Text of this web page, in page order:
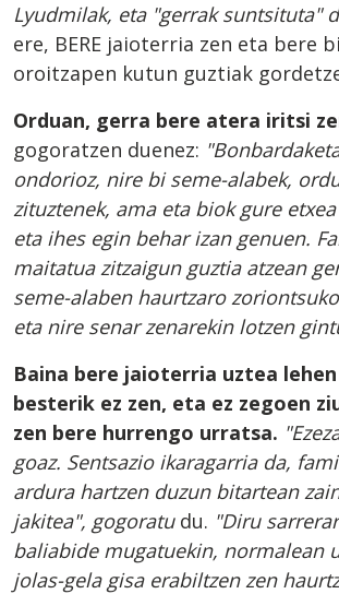
Lyudmilak, eta "gerrak suntsituta"
ere, BERE jaioterria zen eta bere
oroitzapen kutun guztiak
Orduan, gerra bere atera iritsi
gogoratzen duenez:
ondorioz, nire bi seme-alabek,
zituztenek, ama eta biok gure
eta ihes egin behar izan genuen.
maitatua zitzaigun guztia atzean
seme-alaben haurtzaro
eta nire senar zenarekin lotzen
Baina bere jaioterria uztea
besterik ez zen, eta ez zegoen
zen bere hurrengo urratsa.
goaz. Sentsazio ikaragarria da,
ardura hartzen duzun bitartean
jakitea", gogoratu du. "Diru
baliabide mugatuekin, normalean
jolas-gela gisa erabiltzen zen